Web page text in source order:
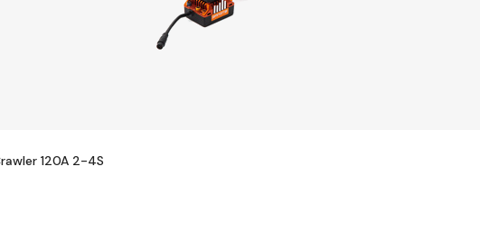
120A 2-4S